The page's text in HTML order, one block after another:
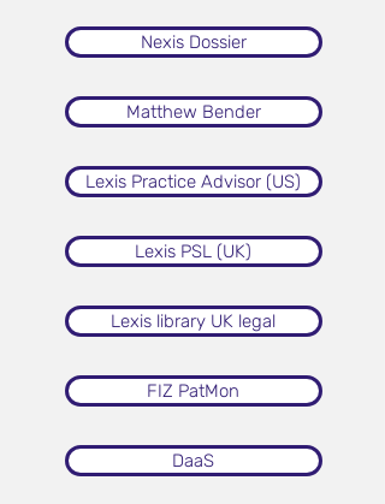
Nexis Dossier
Matthew Bender
Lexis Practice Advisor (US)
Lexis PSL (UK)
Lexis library UK legal
FIZ PatMon
DaaS